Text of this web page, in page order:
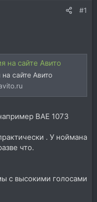
#1
на сайте Авито
сайте Авито
BAE 1073
. У ноймана
что.
с высокими голосами